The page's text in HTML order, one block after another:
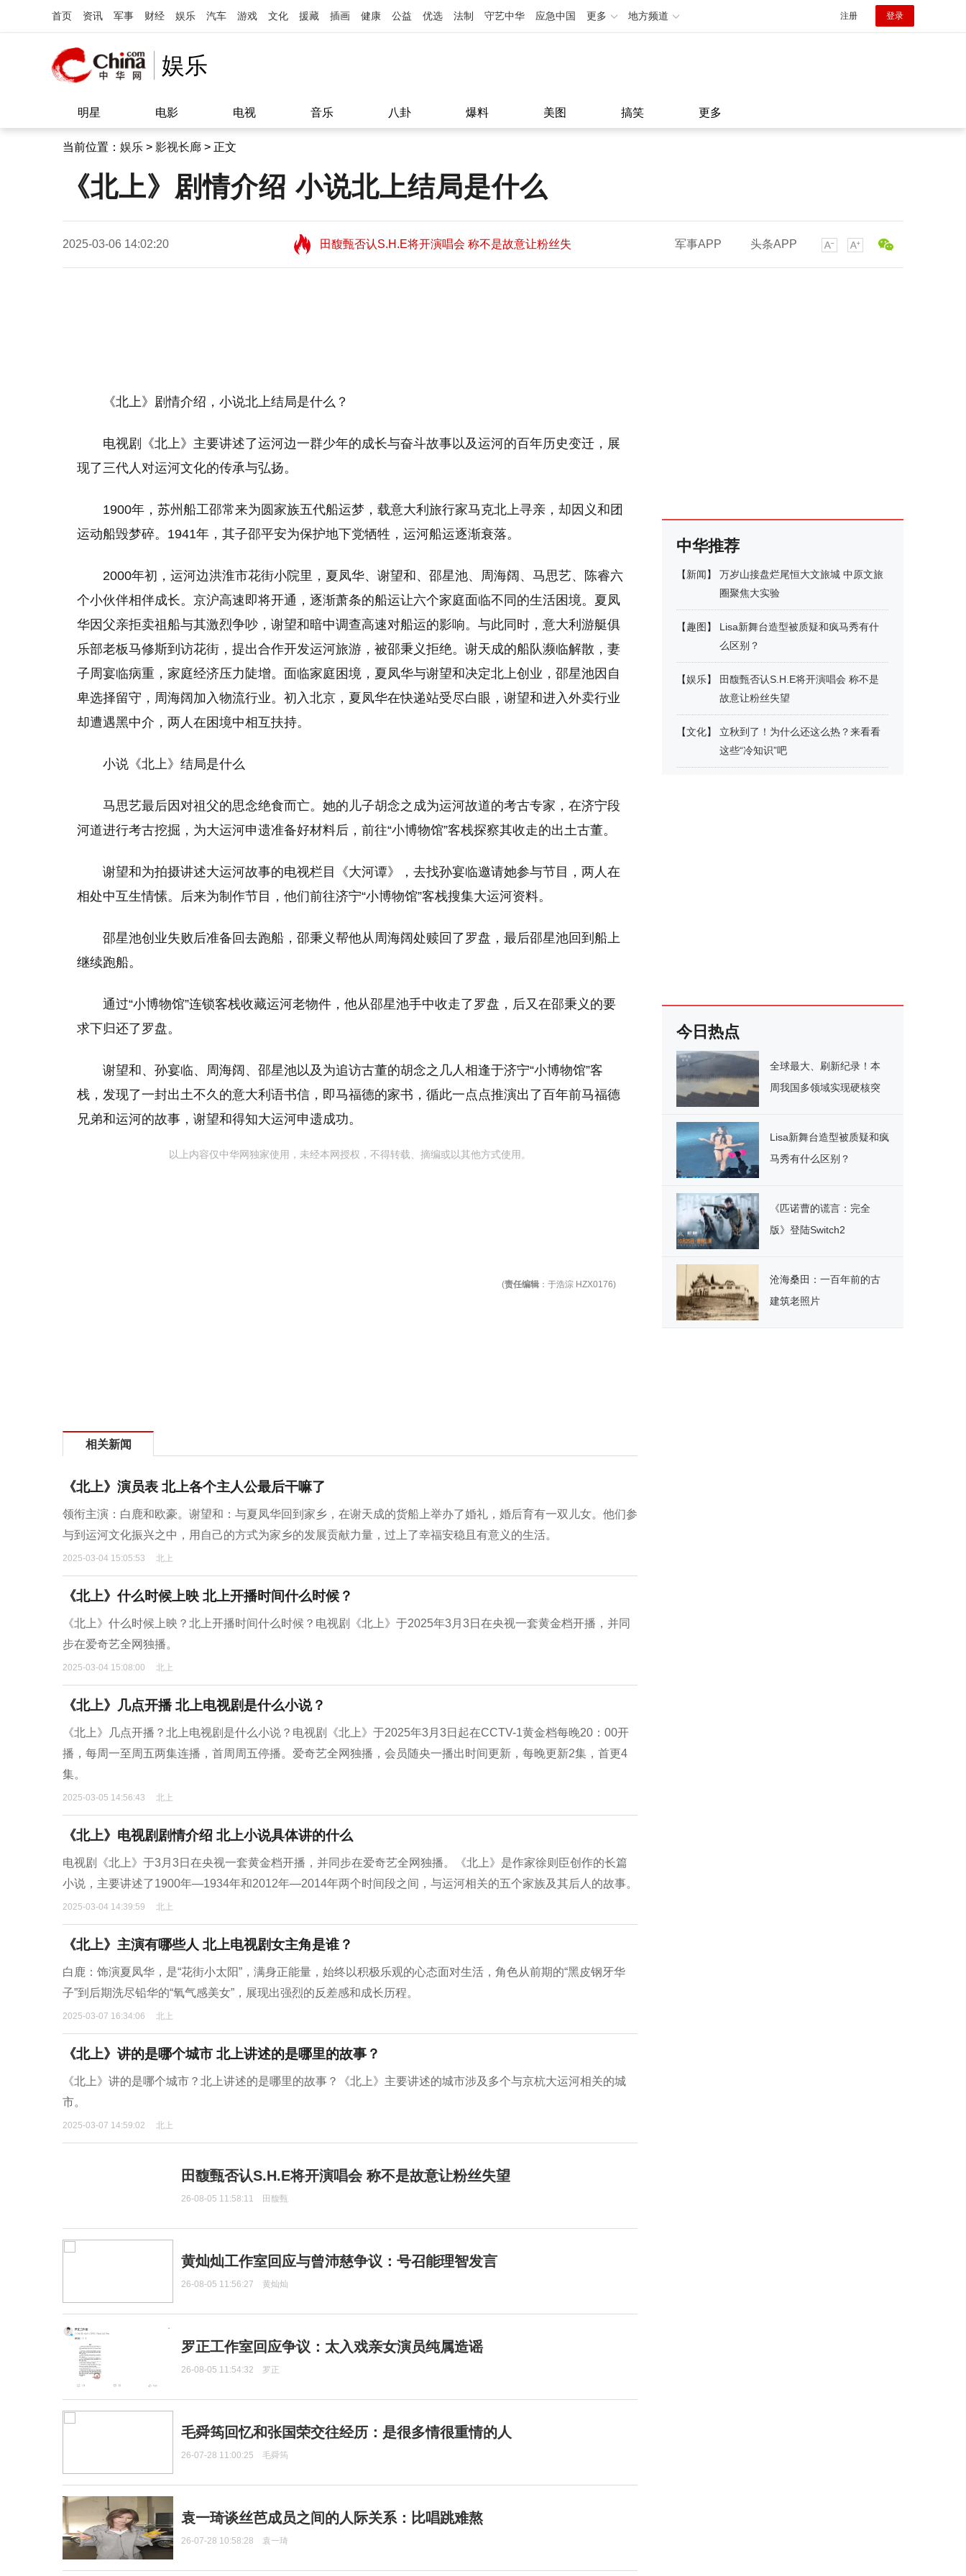
首页 资讯 军事 财经 娱乐 汽车 游戏 文化 援藏 插画 健康 公益 优选 法制 守艺中华 应急中国 更多 地方频道 注册 登录
娱乐
明星 电影 电视 音乐 八卦 爆料 美图 搞笑 更多
当前位置： 娱乐 > 影视长廊 > 正文
《北上》剧情介绍 小说北上结局是什么
2025-03-06 14:02:20
田馥甄否认S.H.E将开演唱会 称不是故意让粉丝失
望11:08
田馥甄否认S.H.E将开演唱会 称不是故意让粉丝失
军事APP 头条APP
《北上》剧情介绍，小说北上结局是什么？
电视剧《北上》主要讲述了运河边一群少年的成长与奋斗故事以及运河的百年历史变迁，展
现了三代人对运河文化的传承与弘扬。
1900年，苏州船工邵常来为圆家族五代船运梦，载意大利旅行家马克北上寻亲，却因义和团
运动船毁梦碎。1941年，其子邵平安为保护地下党牺牲，运河船运逐渐衰落。
2000年初，运河边洪淮市花街小院里，夏凤华、谢望和、邵星池、周海阔、马思艺、陈睿六
个小伙伴相伴成长。京沪高速即将开通，逐渐萧条的船运让六个家庭面临不同的生活困境。夏凤
华因父亲拒卖祖船与其激烈争吵，谢望和暗中调查高速对船运的影响。与此同时，意大利游艇俱
乐部老板马修斯到访花街，提出合作开发运河旅游，被邵秉义拒绝。谢天成的船队濒临解散，妻
子周宴临病重，家庭经济压力陡增。面临家庭困境，夏凤华与谢望和决定北上创业，邵星池因自
卑选择留守，周海阔加入物流行业。初入北京，夏凤华在快递站受尽白眼，谢望和进入外卖行业
却遭遇黑中介，两人在困境中相互扶持。
小说《北上》结局是什么
马思艺最后因对祖父的思念绝食而亡。她的儿子胡念之成为运河故道的考古专家，在济宁段
河道进行考古挖掘，为大运河申遗准备好材料后，前往“小博物馆”客栈探察其收走的出土古董。
谢望和为拍摄讲述大运河故事的电视栏目《大河谭》，去找孙宴临邀请她参与节目，两人在
相处中互生情愫。后来为制作节目，他们前往济宁“小博物馆”客栈搜集大运河资料。
邵星池创业失败后准备回去跑船，邵秉义帮他从周海阔处赎回了罗盘，最后邵星池回到船上
继续跑船。
通过“小博物馆”连锁客栈收藏运河老物件，他从邵星池手中收走了罗盘，后又在邵秉义的要
求下归还了罗盘。
谢望和、孙宴临、周海阔、邵星池以及为追访古董的胡念之几人相逢于济宁“小博物馆”客
栈，发现了一封出土不久的意大利语书信，即马福德的家书，循此一点点推演出了百年前马福德
兄弟和运河的故事，谢望和得知大运河申遗成功。
以上内容仅中华网独家使用，未经本网授权，不得转载、摘编或以其他方式使用。
(责任编辑 ：于浩淙 HZX0176)
相关新闻
《北上》演员表 北上各个主人公最后干嘛了
领衔主演：白鹿和欧豪。谢望和：与夏凤华回到家乡，在谢天成的货船上举办了婚礼，婚后育有一双儿女。他们参
与到运河文化振兴之中，用自己的方式为家乡的发展贡献力量，过上了幸福安稳且有意义的生活。
2025-03-04 15:05:53 北上
《北上》什么时候上映 北上开播时间什么时候？
《北上》什么时候上映？北上开播时间什么时候？电视剧《北上》于2025年3月3日在央视一套黄金档开播，并同
步在爱奇艺全网独播。
2025-03-04 15:08:00 北上
《北上》几点开播 北上电视剧是什么小说？
《北上》几点开播？北上电视剧是什么小说？电视剧《北上》于2025年3月3日起在CCTV-1黄金档每晚20：00开
播，每周一至周五两集连播，首周周五停播。爱奇艺全网独播，会员随央一播出时间更新，每晚更新2集，首更4
集。
2025-03-05 14:56:43 北上
《北上》电视剧剧情介绍 北上小说具体讲的什么
电视剧《北上》于3月3日在央视一套黄金档开播，并同步在爱奇艺全网独播。《北上》是作家徐则臣创作的长篇
小说，主要讲述了1900年—1934年和2012年—2014年两个时间段之间，与运河相关的五个家族及其后人的故事。
2025-03-04 14:39:59 北上
《北上》主演有哪些人 北上电视剧女主角是谁？
白鹿：饰演夏凤华，是“花街小太阳”，满身正能量，始终以积极乐观的心态面对生活，角色从前期的“黑皮钢牙华
子”到后期洗尽铅华的“氧气感美女”，展现出强烈的反差感和成长历程。
2025-03-07 16:34:06 北上
《北上》讲的是哪个城市 北上讲述的是哪里的故事？
《北上》讲的是哪个城市？北上讲述的是哪里的故事？《北上》主要讲述的城市涉及多个与京杭大运河相关的城
市。
2025-03-07 14:59:02 北上
田馥甄否认S.H.E将开演唱会 称不是故意让粉丝失望
26-08-05 11:58:11 田馥甄
黄灿灿工作室回应与曾沛慈争议：号召能理智发言
26-08-05 11:56:27 黄灿灿
罗正工作室回应争议：太入戏亲女演员纯属造谣
26-08-05 11:54:32 罗正
毛舜筠回忆和张国荣交往经历：是很多情很重情的人
26-07-28 11:00:25 毛舜筠
袁一琦谈丝芭成员之间的人际关系：比唱跳难熬
26-07-28 10:58:28 袁一琦
中华推荐
【新闻】
万岁山接盘烂尾恒大文旅城 中原文旅
圈聚焦大实验
【趣图 】
Lisa新舞台造型被质疑和疯马秀有什
么区别？
【娱乐】
田馥甄否认S.H.E将开演唱会 称不是
故意让粉丝失望
【文化】
立秋到了！为什么还这么热？来看看
这些“冷知识”吧
今日热点
全球最大、刷新纪录！本
周我国多领域实现硬核突
Lisa新舞台造型被质疑和疯
马秀有什么区别？
《匹诺曹的谎言：完全
版》登陆Switch2
沧海桑田：一百年前的古
建筑老照片